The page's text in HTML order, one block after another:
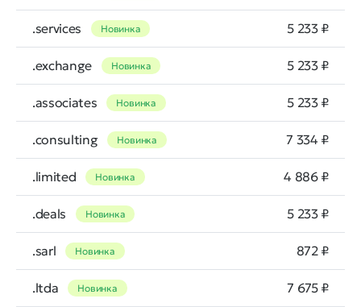
.services Новинка 5 233 ₽
.exchange Новинка 5 233 ₽
.associates Новинка 5 233 ₽
.consulting Новинка 7 334 ₽
.limited Новинка 4 886 ₽
.deals Новинка 5 233 ₽
.sarl Новинка 872 ₽
.ltda Новинка 7 675 ₽